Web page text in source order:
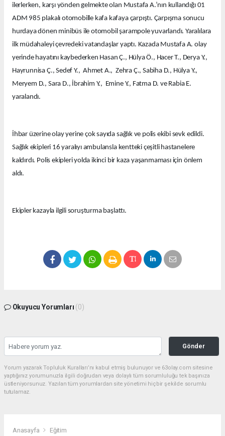
ilerlerken, karşı yönden gelmekte olan Mustafa A.’nın kullandığı 01
ADM 985 plakalı otomobille kafa kafaya çarpıştı. Çarpışma sonucu
hurdaya dönen minibüs ile otomobil şarampole yuvarlandı. Yaralılara
ilk müdahaleyi çevredeki vatandaşlar yaptı. Kazada Mustafa A. olay
yerinde hayatını kaybederken Hasan Ç., Hülya Ö., Hacer T., Derya Y.,
Hayrunnisa Ç., Sedef Y., Ahmet A., Zehra Ç., Sabiha D., Hülya Y.,
Meryem D., Sara D., İbrahim Y., Emine Y., Fatma D. ve Rabia E.
yaralandı.
İhbar üzerine olay yerine çok sayıda sağlık ve polis ekibi sevk edildi.
Sağlık ekipleri 16 yaralıyı ambulansla kentteki çeşitli hastanelere
kaldırdı. Polis ekipleri yolda ikinci bir kaza yaşanmaması için önlem
aldı.
Ekipler kazayla ilgili soruşturma başlattı.
Okuyucu Yorumları (0)
Gönder
Yorum yazarak Topluluk Kuralları’nı kabul etmiş bulunuyor ve 63olay.com sitesine
yaptığınız yorumunuzla ilgili doğrudan veya dolaylı tüm sorumluluğu tek başınıza
üstleniyorsunuz. Yazılan tüm yorumlardan site yönetimi hiçbir şekilde sorumlu
tutulamaz.
Anasayfa Eğitim